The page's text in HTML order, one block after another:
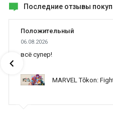
Последние отзывы
Положительный
06.08.2026
всё супер!
MARVEL Tōkon: